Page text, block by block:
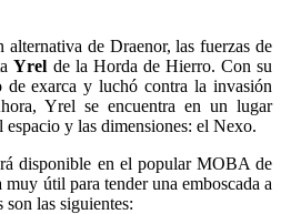
de Draenor, las fuerzas de
Yrel de la Horda de Hierro. Con su
de exarca y luchó contra la invasión
Yrel se encuentra en un lugar
y las dimensiones: el Nexo.
disponible en el popular MOBA de
muy útil para tender una emboscada a
son las siguientes: